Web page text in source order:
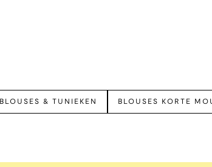
BLOUSES & TUNIEKEN BLOUSES KORTE